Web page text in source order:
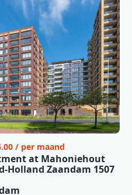
/ per maand
at Mahoniehout
Holland Zaandam 1507